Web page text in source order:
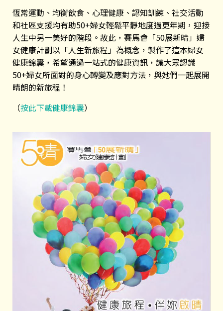
恆常運動、均衡飲食、心理健康、認知訓練、社交活動
和社區支援均有助50+婦女輕鬆平靜地度過更年期，迎接
人生中另一美好的階段。故此，賽馬會「50展新晴」婦
女健康計劃以「人生新旅程」為概念，製作了這本婦女
健康錦囊，希望通過一站式的健康資訊，讓大眾認識
50+婦女所面對的身心轉變及應對方法，與她們一起展開
晴朗的新旅程！
（按此下載健康錦囊）